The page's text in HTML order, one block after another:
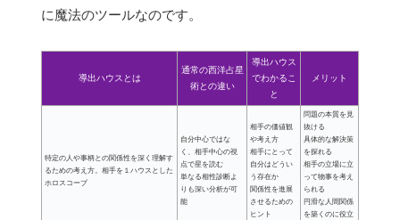
に魔法のツールなのです。
導出ハウスとは
通常の西洋占星
術との違い
導出ハウス
でわかるこ
と
メリット
特定の人や事柄との関係性を深く理解す
るための考え方。相手を１ハウスとした
ホロスコープ
自分中心ではな
く、相手中心の視
点で星を読む
単なる相性診断よ
りも深い分析が可
能
相手の価値観
や考え方
相手にとって
自分はどうい
う存在か
関係性を進展
させるための
ヒント
問題の本質を見
抜ける
具体的な解決策
を探れる
相手の立場に立
って物事を考え
られる
円滑な人間関係
を築くのに役立